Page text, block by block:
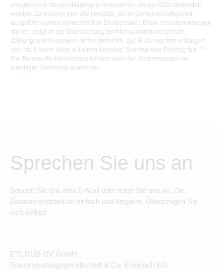
elektronische Steuererklärungen vierteljährlich an das BZSt übermittelt
werden. Zu erklären sind alle Umsätze, die im Gemeinschaftsgebiet
ausgeführt wurden (einschließlich Deutschland). Diese Umsatzmeldungen
dienen lediglich der Überwachung der Kleinunternehmergrenze.
Zahlungen sind insoweit nicht erforderlich. Die Erklärungsfrist verlängert
sich nicht, wenn diese auf einen Samstag, Sonntag oder Feiertag fällt. 5)
Die Termine für Kleinbeträge können nach den Bestimmungen der
jeweiligen Gemeinde abweichen.
Sprechen Sie uns an
Senden Sie uns eine E-Mail oder rufen Sie uns an. Die
Zusammenarbeit ist einfach und bequem. Überzeugen Sie
sich selbst!
ETL RUB-DV GmbH
Steuerberatungsgesellschaft & Co. Eisenach KG.